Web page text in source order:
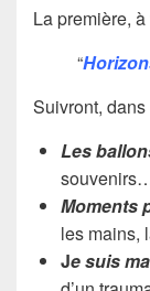
La première,
“
Suivront, dans
Les
Moments
les mains,
Je suis